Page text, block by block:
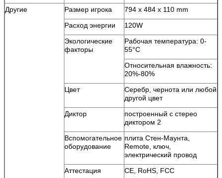
Другие
Размер игрока
794 x 484 x 110 mm
Расход энергии
120W
Экологические
факторы
Рабочая температура: 0-
55°C
Относительная влажность:
20%-80%
Цвет
Серебр, чернота или любой
другой цвет
Диктор
построенный с стерео
диктором 2
Вспомогательное
оборудование
плита Стен-Маунта,
Remote, ключ,
электрический провод
Аттестация
CE, RoHS, FCC